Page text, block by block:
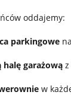
oddajemy:
parkingowe
garażową
w